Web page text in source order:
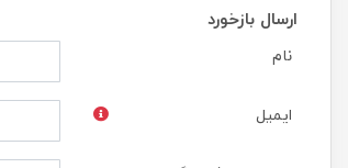
ارسال بازخورد
نام
ایمیل